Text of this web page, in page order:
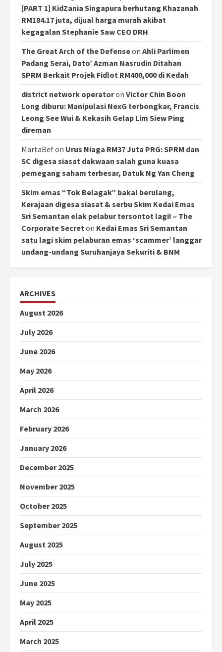
[PART 1] KidZania Singapura berhutang Khazanah
RM184.17 juta, dijual harga murah akibat
kegagalan Stephanie Saw CEO DRH
The Great Arch of the Defenseon Ahli Parlimen
Padang Serai, Dato’ Azman Nasrudin Ditahan
SPRM Berkait Projek Fidlot RM400,000 di Kedah
district network operatoron Victor Chin Boon
Long diburu: Manipulasi NexG terbongkar, Francis
Leong See Wui & Kekasih Gelap Lim Siew Ping
direman
MartaBefon Urus Niaga RM37 Juta PRG: SPRM dan
SC digesa siasat dakwaan salah guna kuasa
pemegang saham terbesar, Datuk Ng Yan Cheng
Skim emas “Tok Belagak” bakal berulang,
Kerajaan digesa siasat & serbu Skim Kedai Emas
Sri Semantan elak pelabur tersontot lagi! – The
Corporate Secret on Kedai Emas Sri Semantan
satu lagi skim pelaburan emas ‘scammer’ langgar
undang-undang Suruhanjaya Sekuriti & BNM
ARCHIVES
August 2026
July 2026
June 2026
May 2026
April 2026
March 2026
February 2026
January 2026
December 2025
November 2025
October 2025
September 2025
August 2025
July 2025
June 2025
May 2025
April 2025
March 2025